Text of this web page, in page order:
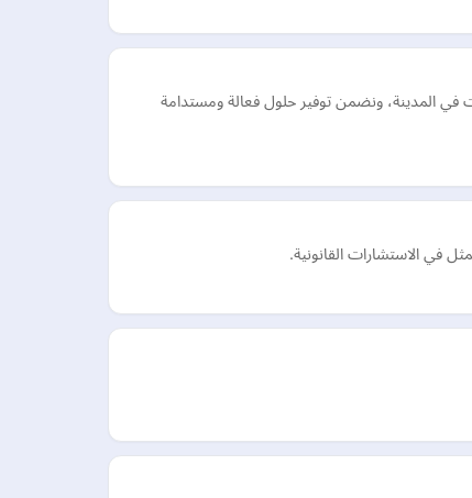
في المدينة، ونضمن توفير حلول فعالة ومستدامة
في الاستشارات القانونية.